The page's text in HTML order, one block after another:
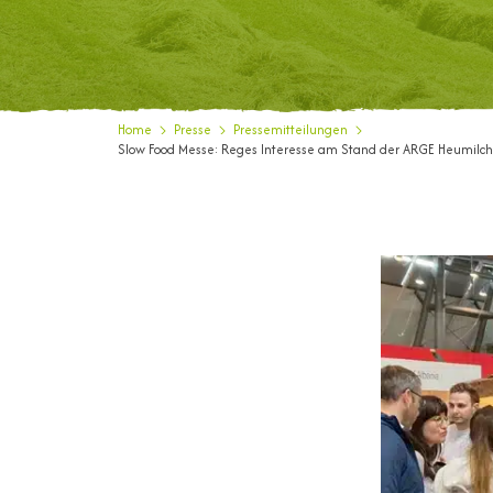
Home Presse
Pressemitteilungen
Slow Food Messe: Reges Interesse am Stand der ARGE Heumilch